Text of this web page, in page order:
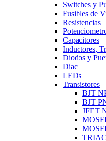
Switches y
Fusibles de
Resistencias
Capacitores
Inductores,
Diodos y
Diac
LEDs
Transistores
BJT
BJT
JFET
TRIAC